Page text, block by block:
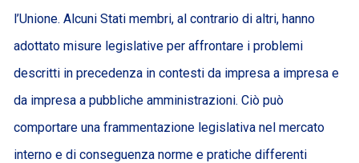
l’Unione. Alcuni Stati membri, al contrario di altri, hanno
adottato misure legislative per affrontare i problemi
descritti in precedenza in contesti da impresa a impresa e
da impresa a pubbliche amministrazioni. Ciò può
comportare una frammentazione legislativa nel mercato
interno e di conseguenza norme e pratiche differenti